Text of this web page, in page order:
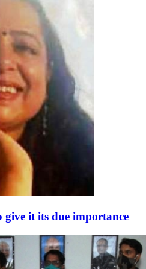
give it its due importance